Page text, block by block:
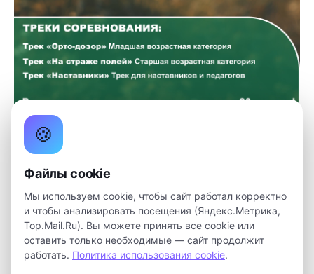
Открыта регистрация на региональные соревнования
по беспилотным авиационным системам «АгроБАС»
Принять участие могут школьники с 5 класса,
студенты и даже наставники и педагоги!
Даты: 23 и 24 апреля
Соревнования пройдут по трем трекам:
• «Орто-дозор» (младшая возрастная категория – 5-8
🍪
Файлы cookie
Мы используем cookie, чтобы сайт работал корректно
и чтобы анализировать посещения (Яндекс.Метрика,
Top.Mail.Ru). Вы можете принять все cookie или
оставить только необходимые — сайт продолжит
работать. Политика использования cookie.